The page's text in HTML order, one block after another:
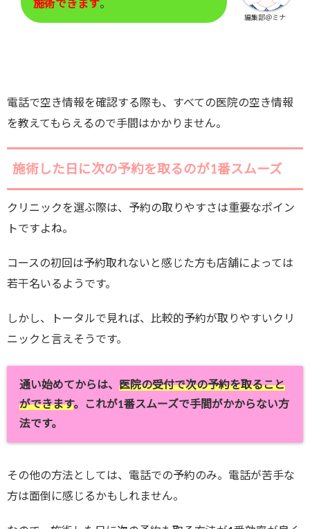
施術できます。
編集部＠ミナ
電話で空き情報を確認する際も、すべての医院の空き情報
を教えてもらえるので手間はかかりません。
施術した日に次の予約を取るのが1番スムーズ
クリニックを選ぶ際は、予約の取りやすさは重要なポイン
トですよね。
コースの初回は予約取れないと感じた方も店舗によっては
若干名いるようです。
しかし、トータルで見れば、比較的予約が取りやすいクリ
ニックと言えそうです。
通い始めてからは、医院の受付で次の予約を取ること
ができます。これが1番スムーズで手間がかからない方
法です。
その他の方法としては、電話での予約のみ。電話が苦手な
方は面倒に感じるかもしれません。